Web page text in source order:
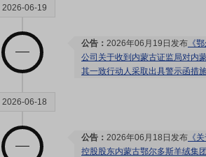
2026-06-19
公告： 2026年06月19日发布 《
公司关于收到内蒙古证监局对内
其一致行动人采取出具警示函措
2026-06-18
公告： 2026年06月18日发布 《
控股股东内蒙古鄂尔多斯羊绒集